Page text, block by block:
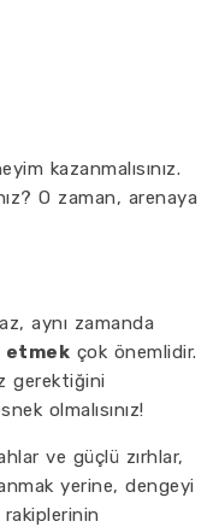
kazanmalısınız.
O zaman, arenaya
aynı zamanda
etmek çok önemlidir.
gerektiğini
olmalısınız!
ve güçlü zırhlar,
yerine, dengeyi